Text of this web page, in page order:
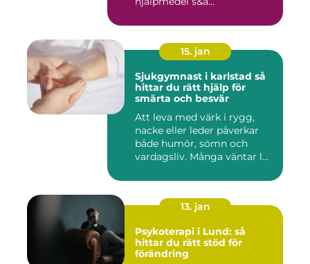
15. jan
Sjukgymnast i karlstad så
hittar du rätt hjälp för
smärta och besvär
Att leva med värk i rygg,
nacke eller leder påverkar
både humör, sömn och
vardagsliv. Många väntar l...
13. jan
Psykoterapi i Lund: så
hittar du rätt stöd för
förändring